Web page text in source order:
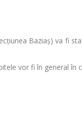
Baziaş) va fi
vor fi în general